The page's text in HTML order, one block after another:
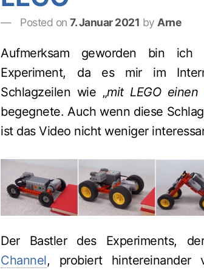
Posted on7. Januar 2021 by Arne
Aufmerksam geworden bin
Experiment, da es mir im
Schlagzeilen wie „mit LEGO einen
begegnete. Auch wenn diese
ist das Video nicht weniger
Der Bastler des Experiments,
Channel, probiert hintereinander